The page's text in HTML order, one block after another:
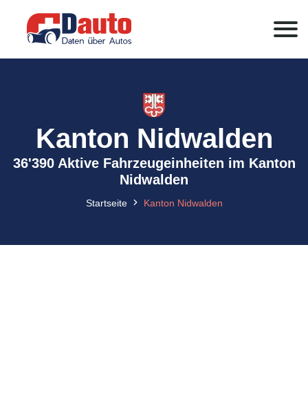
Kanton Nidwalden
36'390 Aktive Fahrzeugeinheiten im Kanton
Nidwalden
Startseite Kanton Nidwalden